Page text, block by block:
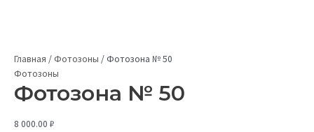
Главная /Фотозоны /Фотозона № 50
Фотозоны
Фотозона № 50
8 000.00 ₽